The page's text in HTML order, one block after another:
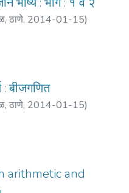
ठाणे, 2014-01-15)
: बीजगणित
ठाणे, 2014-01-15)
arithmetic and